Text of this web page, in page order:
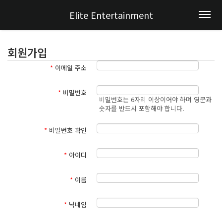
Elite Entertainment
회원가입
* 이메일 주소
* 비밀번호
비밀번호는 6자리 이상이어야 하며 영문과
숫자를 반드시 포함해야 합니다.
* 비밀번호 확인
* 아이디
* 이름
* 닉네임